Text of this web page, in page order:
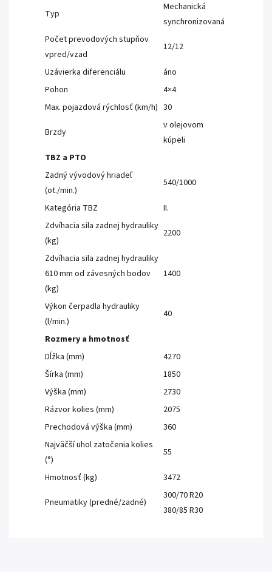
Typ
Mechanická
synchronizovaná
Počet prevodových stupňov
vpred/vzad
12/12
Uzávierka diferenciálu
áno
Pohon
4×4
Max. pojazdová rýchlosť (km/h) 30
Brzdy
v olejovom
kúpeli
TBZ a PTO
Zadný vývodový hriadeľ
(ot./min.)
540/1000
Kategória TBZ
II.
Zdvíhacia sila zadnej hydrauliky
(kg)
2200
Zdvíhacia sila zadnej hydrauliky
610 mm od závesných bodov
(kg)
1400
Výkon čerpadla hydrauliky
(l/min.)
40
Rozmery a hmotnosť
Dĺžka (mm)
4270
Šírka (mm)
1850
Výška (mm)
2730
Rázvor kolies (mm)
2075
Prechodová výška (mm)
360
Najväčší uhol zatočenia kolies
(°)
55
Hmotnosť (kg) 3472
Pneumatiky (predné/zadné)
300/70 R20
380/85 R30